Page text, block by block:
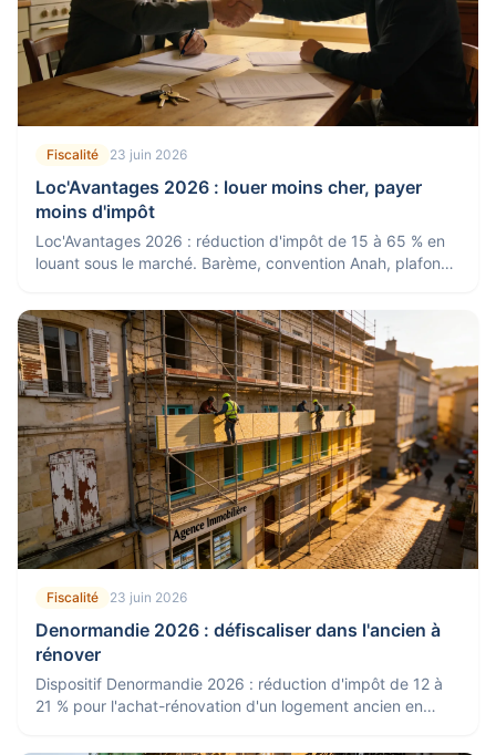
Fiscalité 23 juin 2026
Loc'Avantages 2026 : louer moins cher, payer
moins d'impôt
Loc'Avantages 2026 : réduction d'impôt de 15 à 65 % en
louant sous le marché. Barème, convention Anah, plafonds
Fiscalité 23 juin 2026
Denormandie 2026 : défiscaliser dans l'ancien à
rénover
Dispositif Denormandie 2026 : réduction d'impôt de 12 à
21 % pour l'achat-rénovation d'un logement ancien en